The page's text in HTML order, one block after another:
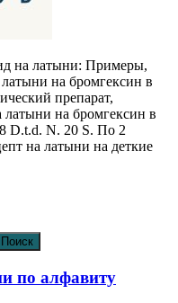
на латыни: Примеры,
на бромгексин в
препарат,
латыни на бромгексин в
D.t.d. N. 20 S. По 2
на латыни на деткие
Поиск
по алфавиту